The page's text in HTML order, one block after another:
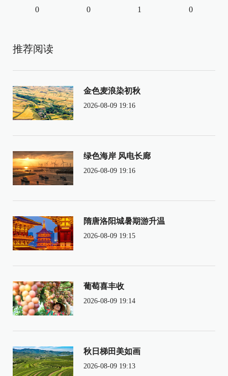
0 0 1 0
推荐阅读
金色麦浪染初秋
2026-08-09 19:16
绿色海岸 风电长廊
2026-08-09 19:16
隋唐洛阳城暑期游升温
2026-08-09 19:15
葡萄喜丰收
2026-08-09 19:14
秋日梯田美如画
2026-08-09 19:13